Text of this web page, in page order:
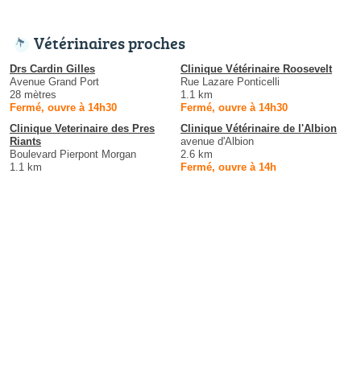
Vétérinaires proches
Drs Cardin Gilles
Avenue Grand Port
28 mètres
Fermé, ouvre à 14h30
Clinique Vétérinaire Roosevelt
Rue Lazare Ponticelli
1.1 km
Fermé, ouvre à 14h30
Clinique Veterinaire des Pres
Riants
Boulevard Pierpont Morgan
1.1 km
Clinique Vétérinaire de l'Albion
avenue d'Albion
2.6 km
Fermé, ouvre à 14h